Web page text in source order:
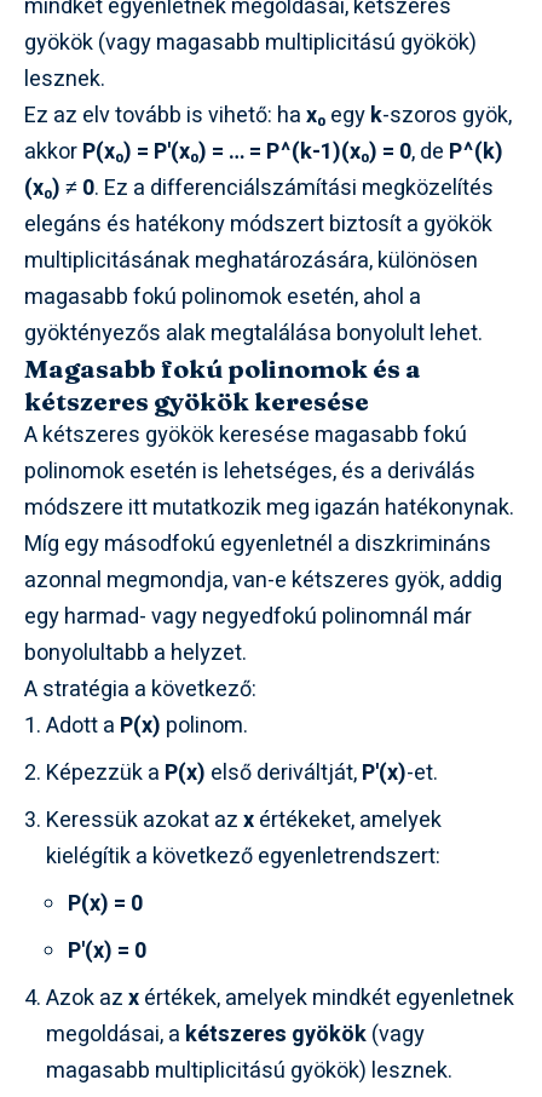
gyökök (vagy magasabb multiplicitású gyökök)
lesznek.
Ez az elv tovább is vihető: hax₀egyk-szoros gyök,
akkorP(x₀) = P'(x₀) = … = P^(k-1)(x₀) = 0, de P^(k)
(x₀) ≠ 0. Ez a differenciálszámítási megközelítés
elegáns és hatékony módszert biztosít a gyökök
multiplicitásának meghatározására, különösen
magasabb fokú polinomok esetén, ahol a
gyöktényezős alak megtalálása bonyolult lehet.
Magasabb fokú polinomok és a
kétszeres gyökök keresése
A kétszeres gyökök keresése magasabb fokú
polinomok esetén is lehetséges, és a deriválás
módszere itt mutatkozik meg igazán hatékonynak.
Míg egy másodfokú egyenletnél a diszkrimináns
azonnal megmondja, van-e kétszeres gyök, addig
egy harmad- vagy negyedfokú polinomnál már
bonyolultabb a helyzet.
A stratégia a következő:
Adott a P(x) polinom.
Képezzük a P(x) első deriváltját,P'(x)-et.
Keressük azokat azxértékeket, amelyek
kielégítik a következő egyenletrendszert:
P(x) = 0
P'(x) = 0
Azok azxértékek, amelyek mindkét egyenletnek
megoldásai, a kétszeres gyökök(vagy
magasabb multiplicitású gyökök) lesznek.